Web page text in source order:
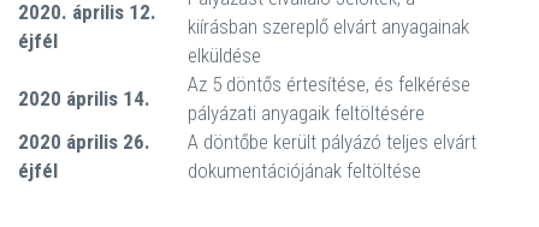
2020. április 12.
éjfél
kiírásban szereplő elvárt anyagainak
elküldése
2020 április 14.
Az 5 döntős értesítése, és felkérése
pályázati anyagaik feltöltésére
2020 április 26.
éjfél
A döntőbe került pályázó teljes elvárt
dokumentációjának feltöltése